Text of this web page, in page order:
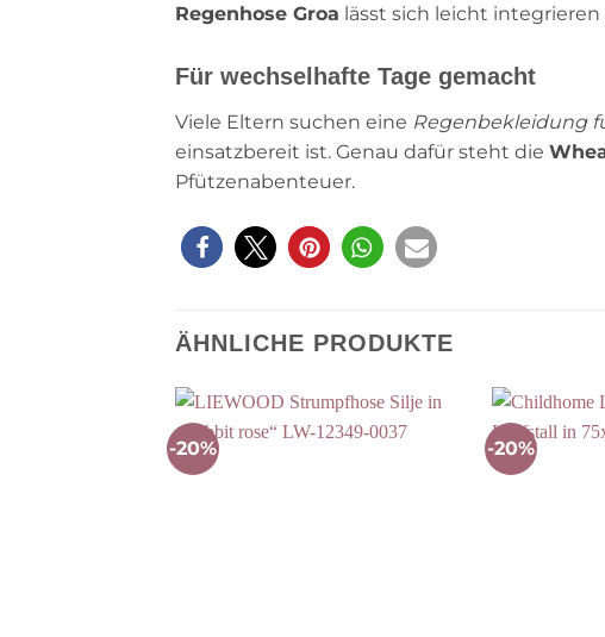
Regenhose Groa lässt sich leicht
Für wechselhafte Tage gemacht
Viele Eltern suchen eine Regenbekleidung
einsatzbereit ist. Genau dafür steht die
Pfützenabenteuer.
ÄHNLICHE PRODUKTE
-20% -20%